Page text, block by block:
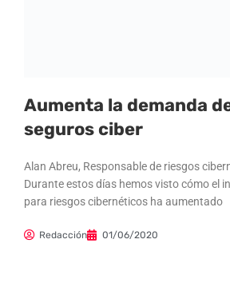
Aumenta la demanda
seguros ciber
Alan Abreu, Responsable de riesgos
Durante estos días hemos visto cómo el
para riesgos cibernéticos ha aumentado
Redacción 01/06/2020